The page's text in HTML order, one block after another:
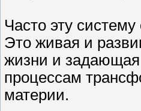
Часто эту
Это живая и
жизни и
процессам
материи.